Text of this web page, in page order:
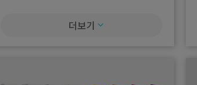
수입 필러 (스타일에이
더보기